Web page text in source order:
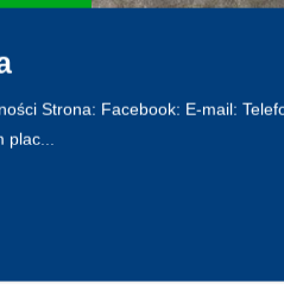
Strona: Facebook: E-mail: